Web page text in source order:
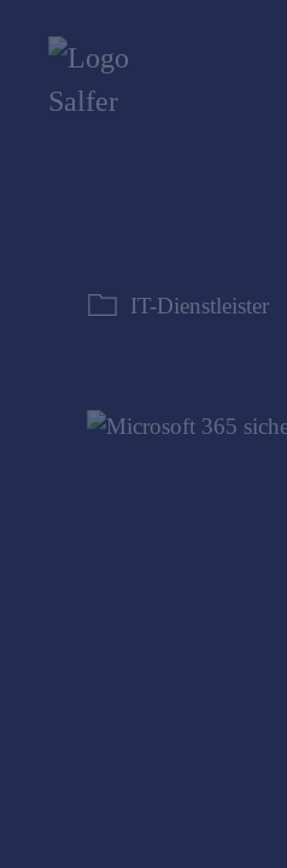
IT-Dienstleister